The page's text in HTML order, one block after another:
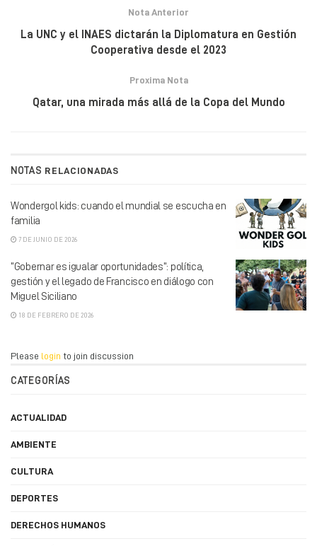
Nota Anterior
La UNC y el INAES dictarán la Diplomatura en Gestión
Cooperativa desde el 2023
Proxima Nota
Qatar, una mirada más allá de la Copa del Mundo
NOTAS RELACIONADAS
Wondergol kids: cuando el mundial se escucha en
familia
7 DE JUNIO DE 2026
“Gobernar es igualar oportunidades”: política,
gestión y el legado de Francisco en diálogo con
Miguel Siciliano
18 DE FEBRERO DE 2026
Please login to join discussion
CATEGORÍAS
ACTUALIDAD
AMBIENTE
CULTURA
DEPORTES
DERECHOS HUMANOS